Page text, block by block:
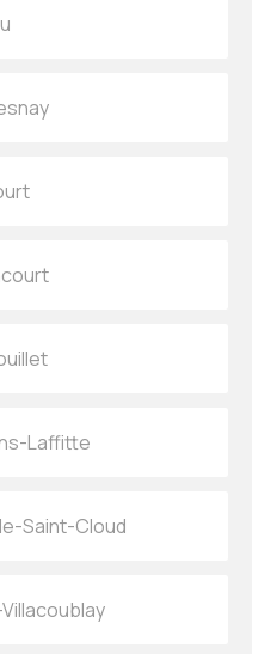
Laffitte
Saint-Cloud